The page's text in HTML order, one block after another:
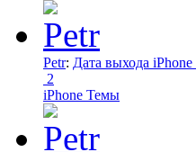
Petr: Дата выхода
2
iPhone Темы